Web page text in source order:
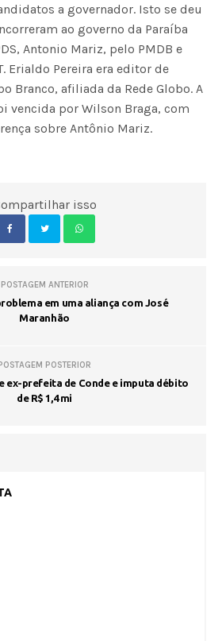
a governador. Isto se deu
ao governo da Paraíba
Antonio Mariz, pelo PMDB e
Erialdo Pereira era editor de
Branco, afiliada da Rede Globo. A
vencida por Wilson Braga, com
sobre Antônio Mariz.
isso
POSTAGEM ANTERIOR
em uma aliança com José
Maranhão
POSTERIOR
ex-prefeita de Conde e imputa débito
de R$ 1,4 mi